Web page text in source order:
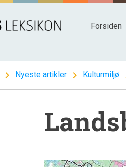
Forsiden
chevron_right Nyeste artikler chevron_right Kulturmiljø